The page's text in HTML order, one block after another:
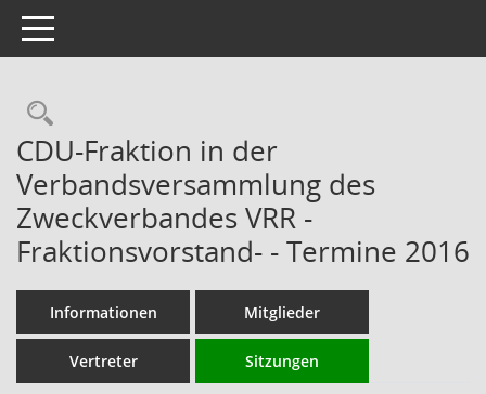
Toggle navigation
Rechercheauswahl
CDU-Fraktion in der
Verbandsversammlung des
Zweckverbandes VRR -
Fraktionsvorstand- - Termine 2016
Informationen Mitglieder
Vertreter Sitzungen